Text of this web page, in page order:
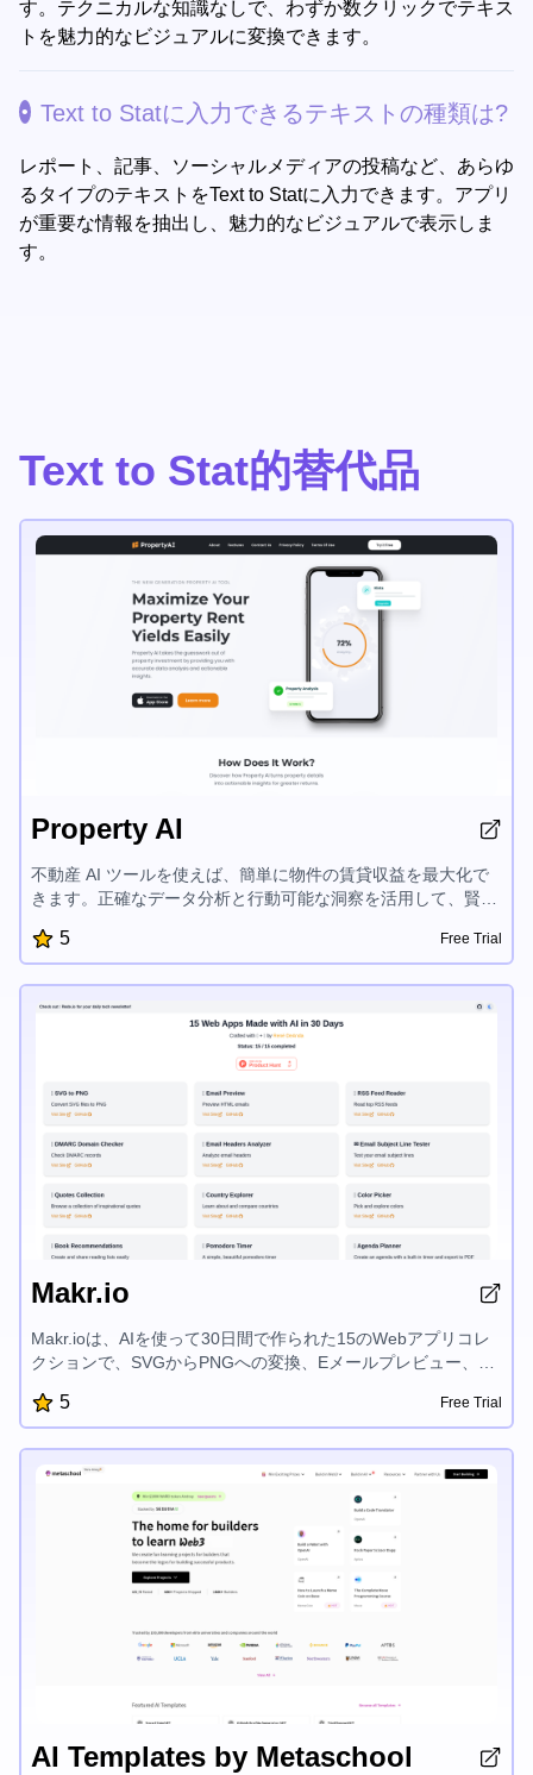
す。テクニカルな知識なしで、わずか数クリックでテキス
トを魅力的なビジュアルに変換できます。
Text to Statに入力できるテキストの種類は?
レポート、記事、ソーシャルメディアの投稿など、あらゆ
るタイプのテキストをText to Statに入力できます。アプリ
が重要な情報を抽出し、魅力的なビジュアルで表示しま
す。
Text to Stat的替代品
Property AI
不動産 AI ツールを使えば、簡単に物件の賃貸収益を最大化で
きます。正確なデータ分析と行動可能な洞察を活用して、賢明
評価し、リターンを伸ばすための的確なアドバイスを得られま
す。不動産市場でより高い成功を収めるために、AI 駆動の物件
インサイトの力を発揮しましょう。
5 Free Trial
Makr.io
Makr.ioは、AIを使って30日間で作られた15のWebアプリコレ
クションで、SVGからPNGへの変換、Eメールプレビュー、
ヘッダーアナライザー、Eメールサブジェクトラインテスタ
ー、インスピレーショナルクォーツ、国探検、カラーピッカ
拡張、GitHubリポジトリエクスプローラー、イベントのカウン
トダウンなど、様々なツールを提供し、デジタルワークフロー
を効率化するよう設計されています。
5 Free Trial
AI Templates by Metaschool